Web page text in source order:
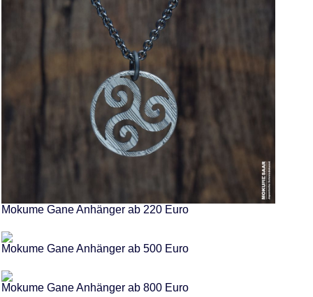
Mokume Gane Anhänger ab 220 Euro
Mokume Gane Anhänger ab 500 Euro
Mokume Gane Anhänger ab 800 Euro